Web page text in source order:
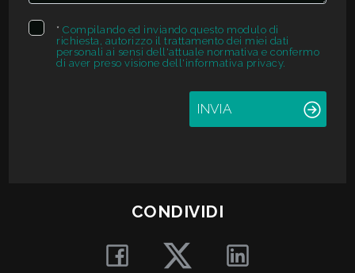
*Compilando ed inviando questo modulo di
richiesta, autorizzo il trattamento dei miei dati
personali ai sensi dell'attuale normativa e confermo
di aver preso visione dell'informativa privacy.
INVIA
CONDIVIDI